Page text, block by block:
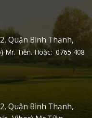
Quận Bình Thạnh,
Mr. Tiền. Hoặc: 0765 408
Quận Bình Thạnh,